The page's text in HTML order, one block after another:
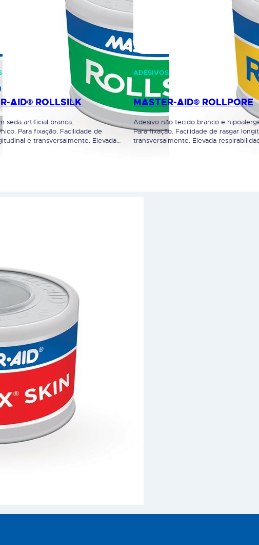
AID® ROLLSILK
seda artificial branca.
Para fixação. Facilidade de
e transversalmente. Elevada
ADESIVOS
MASTER-AID® ROLLPORE
Adesivo não tecido branco e
Para fixação. Facilidade de rasgar
transversalmente. Elevada